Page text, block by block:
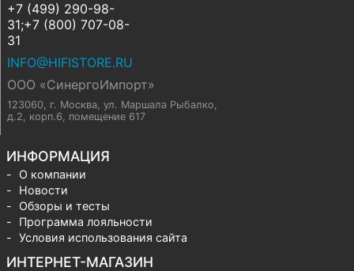
+7 (499) 290-98-
31;+7 (800) 707-08-
31
INFO@HIFISTORE.RU
ООО «СинергоИмпорт»
123060, г. Москва, ул. Маршала Рыбалко,
д.2, корп.6, помещение 617
ИНФОРМАЦИЯ
О компании
Новости
Обзоры и тесты
Программа лояльности
Условия использования сайта
ИНТЕРНЕТ-МАГАЗИН